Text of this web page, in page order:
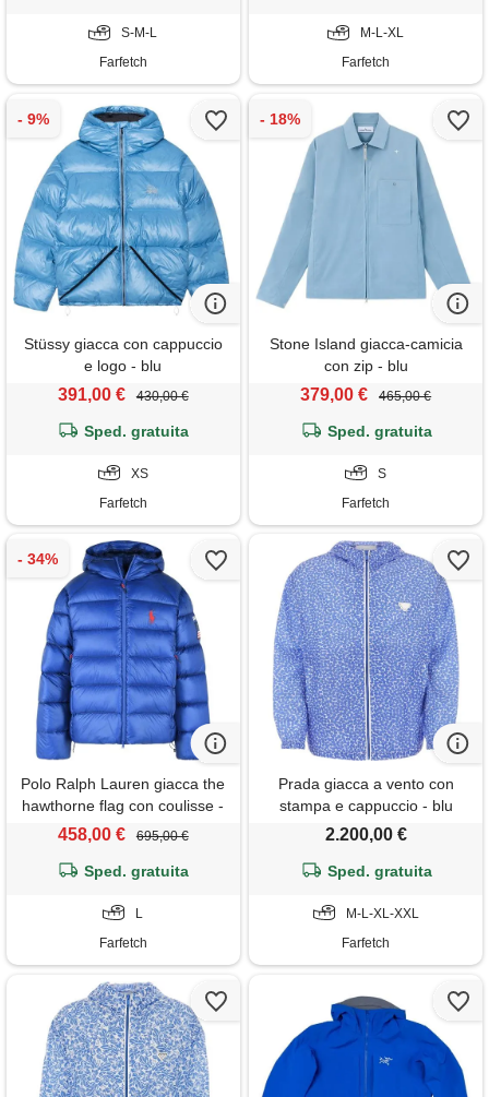
S-M-L
Farfetch
M-L-XL
Farfetch
Stüssy giacca con cappuccio
e logo - blu
391,00 € 430,00 €
Sped. gratuita
XS
Farfetch
Stone Island giacca-camicia
con zip - blu
379,00 € 465,00 €
Sped. gratuita
S
Farfetch
Polo Ralph Lauren giacca the
hawthorne flag con coulisse -
blu
458,00 € 695,00 €
Sped. gratuita
L
Farfetch
Prada giacca a vento con
stampa e cappuccio - blu
2.200,00 €
Sped. gratuita
M-L-XL-XXL
Farfetch